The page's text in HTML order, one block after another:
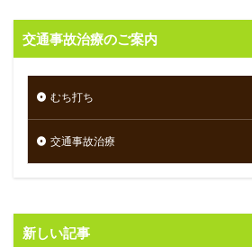
交通事故治療のご案内
むち打ち
交通事故治療
新しい記事